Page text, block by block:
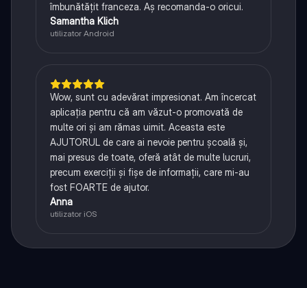
îmbunătățit franceza. Aș recomanda-o oricui.
Samantha Klich
utilizator Android
Wow, sunt cu adevărat impresionat. Am încercat
aplicația pentru că am văzut-o promovată de
multe ori și am rămas uimit. Aceasta este
AJUTORUL de care ai nevoie pentru școală și,
mai presus de toate, oferă atât de multe lucruri,
precum exerciții și fișe de informații, care mi-au
fost FOARTE de ajutor.
Anna
utilizator iOS